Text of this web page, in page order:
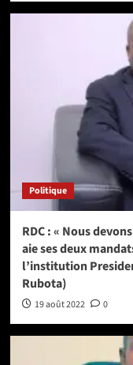
Politique
RDC : « Nous
aie ses deux
l’institution
Rubota)
19 août 2022 0